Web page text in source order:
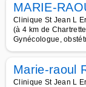
MARIE-
Clinique St Jean L
(à 4 km de
Gynécologue,
Marie-raoul
Clinique St Jean L